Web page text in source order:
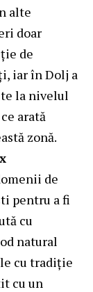
alte
doar
de
iar în Dolj a
la nivelul
arată
zonă.
de
pentru a fi
cu
natural
cu tradiție
cu un